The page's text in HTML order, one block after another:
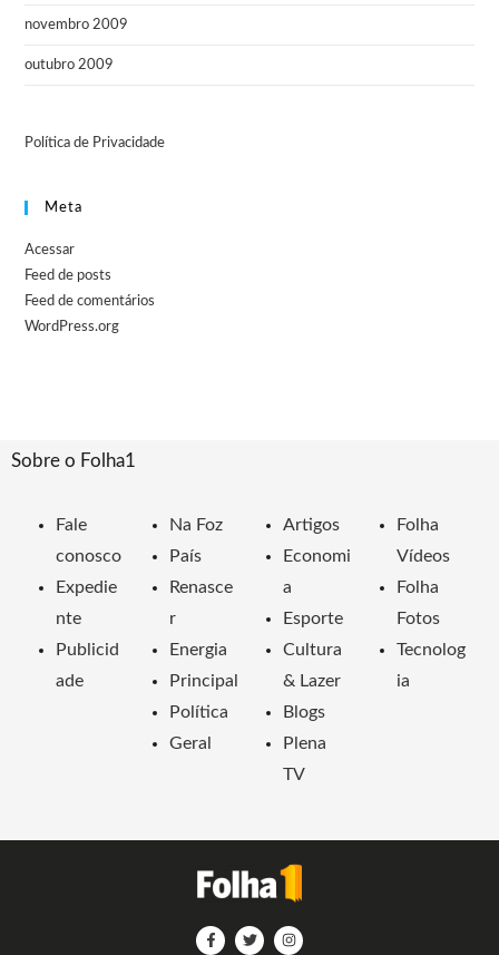
novembro 2009
outubro 2009
Política de Privacidade
Meta
Acessar
Feed de posts
Feed de comentários
WordPress.org
Sobre o Folha1
Fale
conosco
Expedie
nte
Publicid
ade
Na Foz
País
Renasce
r
Energia
Principal
Política
Geral
Artigos
Economi
a
Esporte
Cultura
& Lazer
Blogs
Plena
TV
Folha
Vídeos
Folha
Fotos
Tecnolog
ia